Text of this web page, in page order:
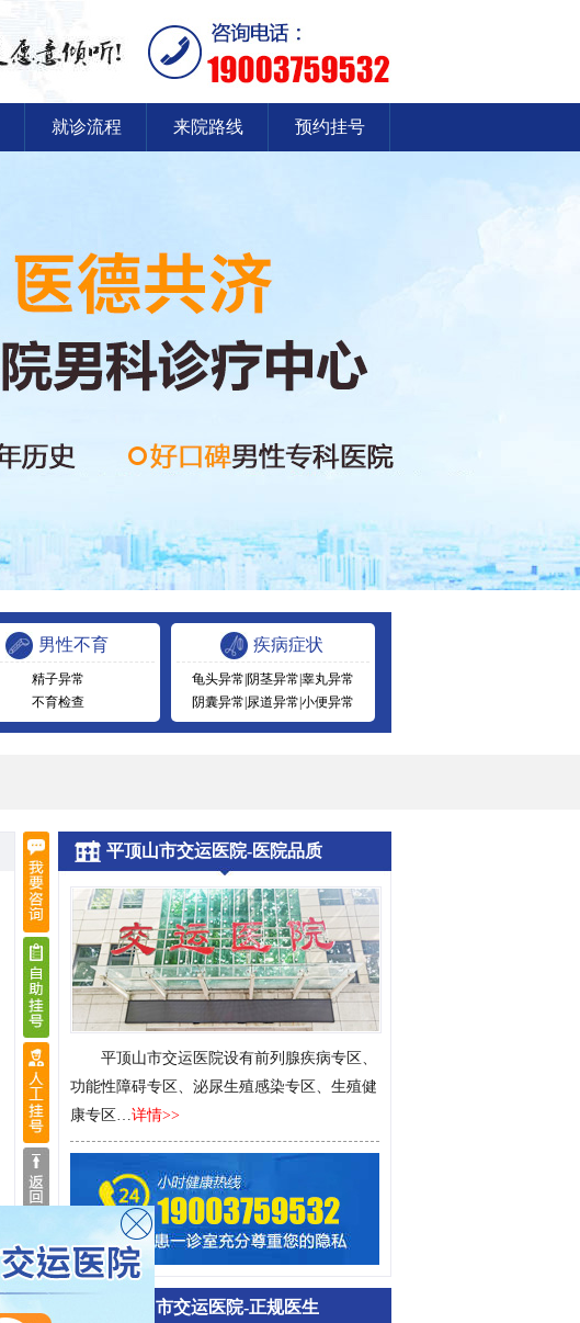
就诊流程 来院路线 预约挂号
男性不育
精子异常
不育检查
疾病症状
龟头异常 阴茎异常 睾丸异常
阴囊异常 尿道异常 小便异常
平顶山市交运医院-医院品质
平顶山市交运医院设有前列腺疾病专区、
功能性障碍专区、泌尿生殖感染专区、生殖健
康专区…详情>>
平顶山市交运医院-正规医生